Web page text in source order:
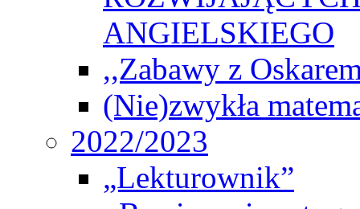
ANGIELSKIEGO
,,Zabawy z
(Nie)zwykła
2022/2023
„Lekturownik”